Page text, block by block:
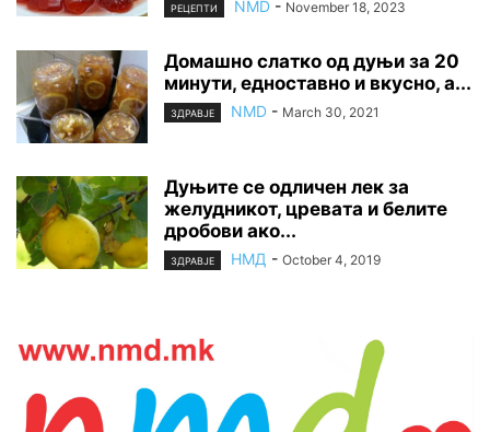
РЕЦЕПТИ NMD - November 18, 2023
Домашно слатко од дуњи за 20
минути, едноставно и вкусно, а...
ЗДРАВЈЕ NMD - March 30, 2021
Дуњите се одличен лек за
желудникот, цревата и белите
дробови ако...
ЗДРАВЈЕ НМД - October 4, 2019